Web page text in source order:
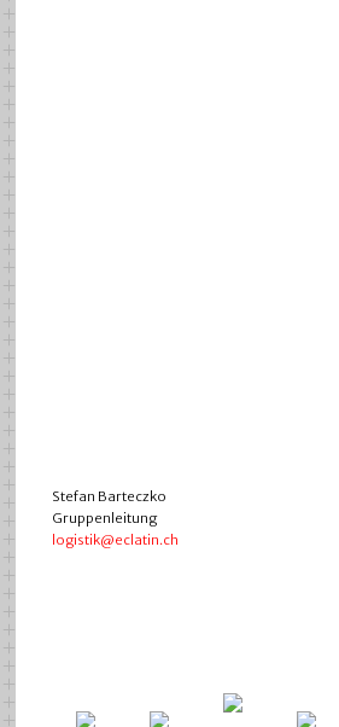
Stefan Barteczko
Gruppenleitung
logistik@eclatin.ch